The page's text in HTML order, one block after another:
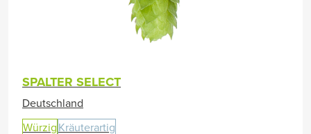
SPALTER SELECT
Deutschland
Würzig Kräuterartig